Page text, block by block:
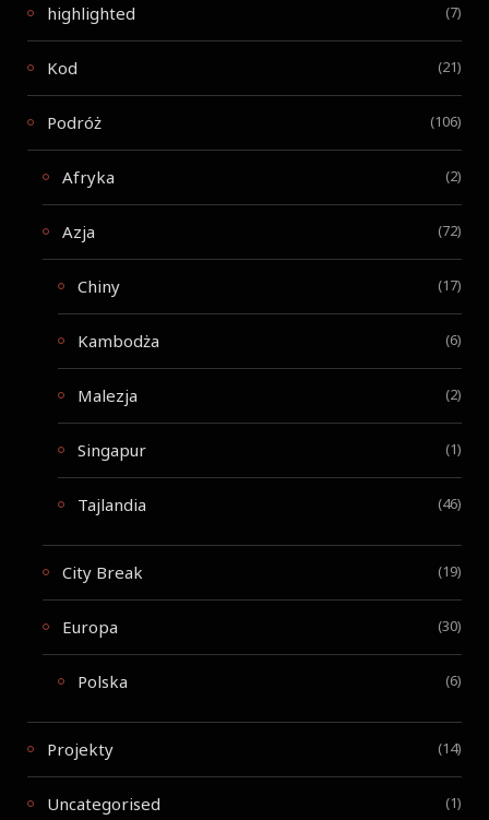
highlighted (7)
Kod (21)
Podróż (106)
Afryka (2)
Azja (72)
Chiny (17)
Kambodża (6)
Malezja (2)
Singapur (1)
Tajlandia (46)
City Break (19)
Europa (30)
Polska (6)
Projekty (14)
Uncategorised (1)